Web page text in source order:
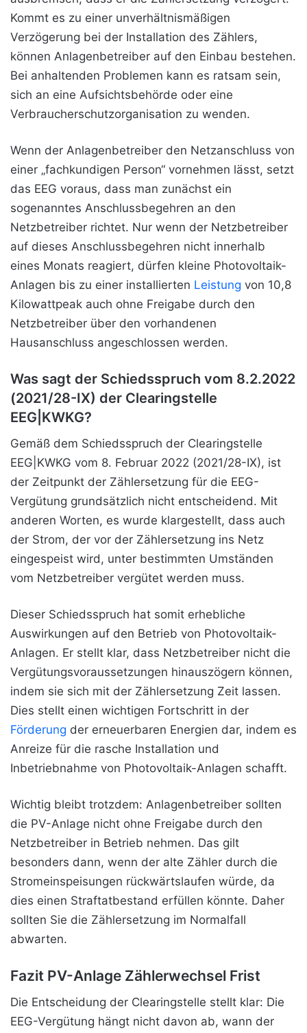
Kommt es zu einer unverhältnismäßigen
Verzögerung bei der Installation des Zählers,
können Anlagenbetreiber auf den Einbau bestehen.
Bei anhaltenden Problemen kann es ratsam sein,
sich an eine Aufsichtsbehörde oder eine
Verbraucherschutzorganisation zu wenden.
Wenn der Anlagenbetreiber den Netzanschluss von
einer „fachkundigen Person“ vornehmen lässt, setzt
das EEG voraus, dass man zunächst ein
sogenanntes Anschlussbegehren an den
Netzbetreiber richtet. Nur wenn der Netzbetreiber
auf dieses Anschlussbegehren nicht innerhalb
eines Monats reagiert, dürfen kleine Photovoltaik-
Anlagen bis zu einer installierten Leistung von 10,8
Kilowattpeak auch ohne Freigabe durch den
Netzbetreiber über den vorhandenen
Hausanschluss angeschlossen werden.
Was sagt der Schiedsspruch vom 8.2.2022
(2021/28-IX) der Clearingstelle
EEG|KWKG?
Gemäß dem Schiedsspruch der Clearingstelle
EEG|KWKG vom 8. Februar 2022 (2021/28-IX), ist
der Zeitpunkt der Zählersetzung für die EEG-
Vergütung grundsätzlich nicht entscheidend. Mit
anderen Worten, es wurde klargestellt, dass auch
der Strom, der vor der Zählersetzung ins Netz
eingespeist wird, unter bestimmten Umständen
vom Netzbetreiber vergütet werden muss.
Dieser Schiedsspruch hat somit erhebliche
Auswirkungen auf den Betrieb von Photovoltaik-
Anlagen. Er stellt klar, dass Netzbetreiber nicht die
Vergütungsvoraussetzungen hinauszögern können,
indem sie sich mit der Zählersetzung Zeit lassen.
Dies stellt einen wichtigen Fortschritt in der
Förderung der erneuerbaren Energien dar, indem es
Anreize für die rasche Installation und
Inbetriebnahme von Photovoltaik-Anlagen schafft.
Wichtig bleibt trotzdem: Anlagenbetreiber sollten
die PV-Anlage nicht ohne Freigabe durch den
Netzbetreiber in Betrieb nehmen. Das gilt
besonders dann, wenn der alte Zähler durch die
Stromeinspeisungen rückwärtslaufen würde, da
dies einen Straftatbestand erfüllen könnte. Daher
sollten Sie die Zählersetzung im Normalfall
abwarten.
Fazit PV-Anlage Zählerwechsel Frist
Die Entscheidung der Clearingstelle stellt klar: Die
EEG-Vergütung hängt nicht davon ab, wann der